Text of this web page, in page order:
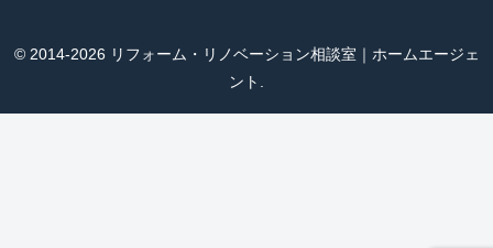
© 2014-2026 リフォーム・リノベーション相談室｜ホームエージェ
ント.